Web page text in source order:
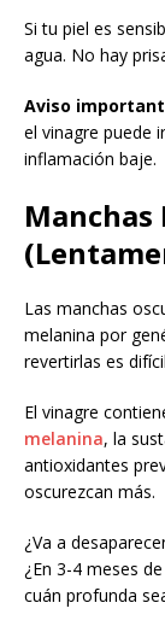
Si tu piel es
agua. No hay
Aviso
el vinagre puede
inflamación baje.
Manchas
Las manchas
melanina por
revertirlas es
El vinagre
melanina, la
antioxidantes
oscurezcan más.
¿Va a
¿En 3-4 meses
cuán profunda